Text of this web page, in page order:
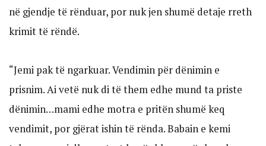
në gjendje të rënduar, por nuk jen shumë detaje rreth
krimit të rëndë.
“Jemi pak të ngarkuar. Vendimin për dënimin e
prisnim. Ai vetë nuk di të them edhe mund ta priste
dënimin…mami edhe motra e pritën shumë keq
vendimit, por gjërat ishin të rënda. Babain e kemi